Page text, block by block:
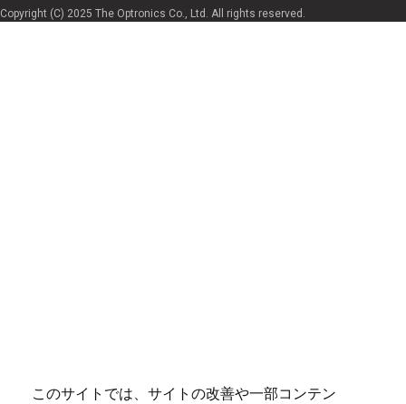
このサイトでは、サイトの改善や一部コンテン
Copyright (C) 2025 The Optronics Co., Ltd. All rights reserved.